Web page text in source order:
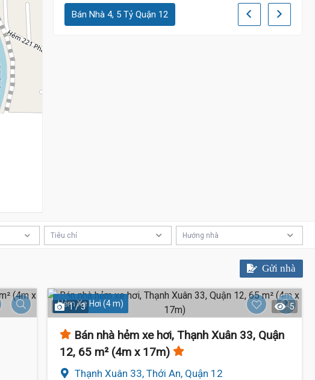
Bán Nhà 4, 5 Tỷ Quận 12
Tiêu chí Hướng nhà
Gửi nhà
Hẻm Xe Hơi (4 m)
1 / 3 5
Bán nhà hẻm xe hơi, Thạnh Xuân 33, Quận
12, 65 m² (4m x 17m)
Thạnh Xuân 33, Thới An, Quận 12